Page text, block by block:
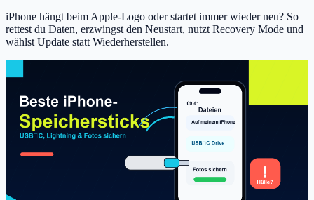
iPhone hängt beim Apple-Logo oder startet immer wieder neu? So
rettest du Daten, erzwingst den Neustart, nutzt Recovery Mode und
wählst Update statt Wiederherstellen.